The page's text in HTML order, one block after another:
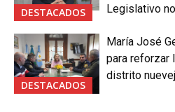
DESTACADOS
Legislativo
DESTACADOS
María José
para reforzar
distrito